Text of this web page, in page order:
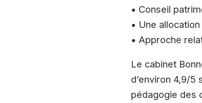
• Conseil
• Une
• Approche
Le cabinet
d’environ 4,9/5
pédagogie des